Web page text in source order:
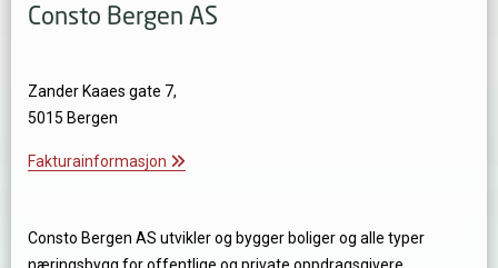
Consto Bergen AS
Zander Kaaes gate 7,
5015 Bergen
Fakturainformasjon
Consto Bergen AS utvikler og bygger boliger og alle typer